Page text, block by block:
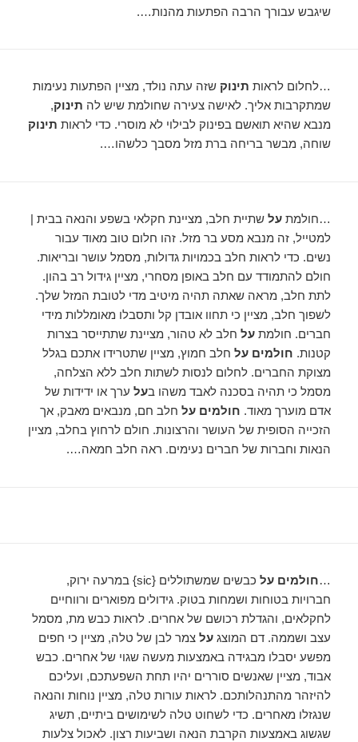
שיגבש עבורך הרבה הפתעות מהנות….
…לחלום לראות תינוק שזה עתה נולד, מציין הפתעות נעימות
שמתקרבות אליך. לאישה צעירה שחולמת שיש לה תינוק,
מנבא שהיא תואשם בפינוק לבילוי לא מוסרי. כדי לראות תינוק
שוחה, מבשר בריחה ברת מזל מסבך כלשהו….
…חולמתעל שתיית חלב, מציינת חקלאי בשפע והנאה בבית |
למטייל, זה מנבא מסע בר מזל. זהו חלום טוב מאוד עבור
נשים. כדי לראות חלב בכמויות גדולות, מסמל עושר ובריאות.
חולם להתמודד עם חלב באופן מסחרי, מציין גידול רב בהון.
לתת חלב, מראה שאתה תהיה מיטיב מדי לטובת המזל שלך.
לשפוך חלב, מציין כי תחוו אובדן קל ותסבלו מאומללות מידי
חברים. חולמתעל חלב לא טהור, מציינת שתתייסר בצרות
קטנות. חולמים על חלב חמוץ, מציין שתטרידו אתכם בגלל
מצוקת החברים. לחלום לנסות לשתות חלב ללא הצלחה,
מסמל כי תהיה בסכנה לאבד משהו בעל ערך או ידידות של
אדם מוערך מאוד. חולמים על חלב חם, מנבאים מאבק, אך
הזכייה הסופית של העושר והרצונות. חולם לרחוץ בחלב, מציין
הנאות וחברות של חברים נעימים. ראה חלב חמאה….
…חולמים על
כבשים שמשתוללים {sic} במרעה ירוק,
חברויות בטוחות ושמחות בטוק. גידולים מפוארים ורווחיים
לחקלאים, והגדלת רכושם של אחרים. לראות כבש מת, מסמל
עצב ושממה. דם המוצגעל צמר לבן של טלה, מציין כי חפים
מפשע יסבלו מבגידה באמצעות מעשה שגוי של אחרים. כבש
אבוד, מציין שאנשים סוררים יהיו תחת השפעתכם, ועליכם
להיזהר מהתנהלותכם. לראות עורות טלה, מציין נוחות והנאה
שנגזלו מאחרים. כדי לשחוט טלה לשימושים ביתיים, תשיג
שגשוג באמצעות הקרבת הנאה ושביעות רצון. לאכול צלעות